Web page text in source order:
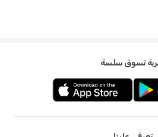
تسوق سلسة